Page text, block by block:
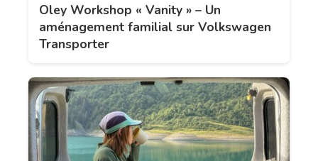
Oley Workshop « Vanity » – Un
aménagement familial sur Volkswagen
Transporter